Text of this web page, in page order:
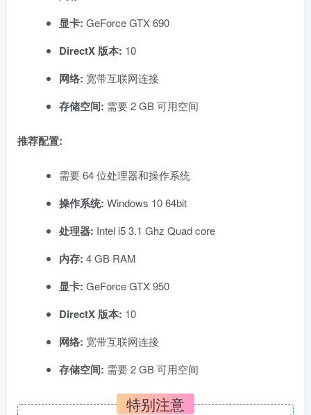
显卡: GeForce GTX 690
DirectX 版本: 10
网络: 宽带互联网连接
存储空间: 需要 2 GB 可用空间
推荐配置:
需要 64 位处理器和操作系统
操作系统: Windows 10 64bit
处理器: Intel i5 3.1 Ghz Quad core
内存: 4 GB RAM
显卡: GeForce GTX 950
DirectX 版本: 10
网络: 宽带互联网连接
存储空间: 需要 2 GB 可用空间
特别注意